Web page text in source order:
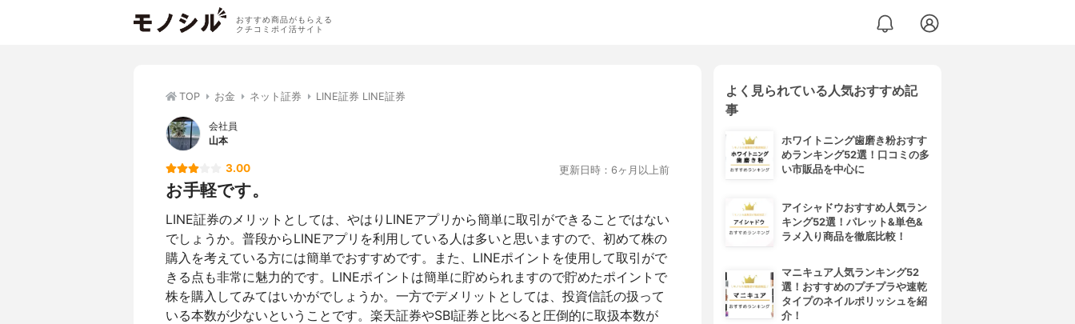
おすすめ商品がもらえる
クチコミポイ活サイト
TOP お金 ネット証券 LINE証券 LINE証券
会社員
山本
3.00 更新日時：6ヶ月以上前
お手軽です。
LINE証券のメリットとしては、やはりLINEアプリから簡単に取引ができることではない
でしょうか。普段からLINEアプリを利用している人は多いと思いますので、初めて株の
購入を考えている方には簡単でおすすめです。また、LINEポイントを使用して取引がで
きる点も非常に魅力的です。LINEポイントは簡単に貯められますので貯めたポイントで
株を購入してみてはいかがでしょうか。一方でデメリットとしては、投資信託の扱って
いる本数が少ないということです。楽天証券やSBI証券と比べると圧倒的に取扱本数が
よく見られている人気おすすめ記
事
ホワイトニング歯磨き粉おすす
めランキング52選！口コミの多
い市販品を中心に
アイシャドウおすすめ人気ラン
キング52選！パレット&単色&
ラメ入り商品を徹底比較！
マニキュア人気ランキング52
選！おすすめのプチプラや速乾
タイプのネイルポリッシュを紹
介！